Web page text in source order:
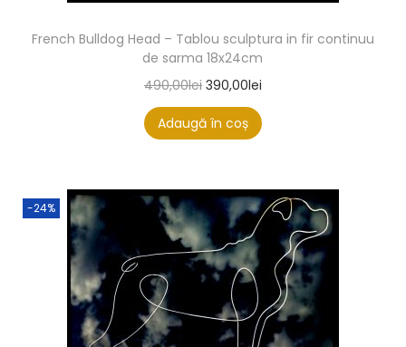
French Bulldog Head – Tablou sculptura in fir continuu
de sarma 18x24cm
490,00lei 390,00lei
Adaugă în coș
-24%